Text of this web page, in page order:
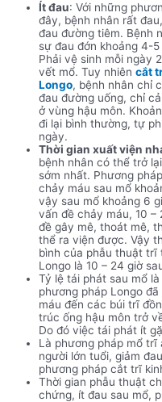
Ít đau: Với những
đây, bệnh nhân rất
đau đường tiêm. Bệnh
sự đau đớn khoảng 4-
Phải vệ sinh mỗi ngày
vết mổ. Tuy nhiên cắt
Longo, bệnh nhân chỉ
đau đường uống, chỉ
ở vùng hậu môn.
đi lại bình thường, tự
ngày.
Thời gian xuất viện
bệnh nhân có thể trở
sớm nhất. Phương
chảy máu sau mổ
vậy sau mổ khoảng 6
vấn đề chảy máu, 10 –
đề gây mê, thoát mê,
thể ra viện được. Vậy
bình của phẫu thuật trĩ
Longo là 10 – 24 giờ
Tỷ lệ tái phát sau mổ
phương pháp Longo
máu đến các búi trĩ
trúc ống hậu môn trở
Do đó việc tái phát ít
Là phương pháp mổ trĩ
người lớn tuổi, giảm
phương pháp cắt trĩ
Thời gian phẫu thuật
chứng, ít đau sau mổ,